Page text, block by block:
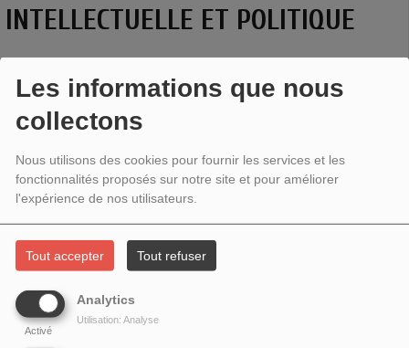
Les informations que nous
collectons
Nous utilisons des cookies pour fournir les services et les
fonctionnalités proposés sur notre site et pour améliorer
l'expérience de nos utilisateurs.
Tout accepter Tout refuser
Analytics
Activé
Utilisation: Analyse
INTELLECTUELLE ET POLITIQUE
MARTIN LUTHER KING, UNE BIOGRAPHIE
INTELLECTUELLE ET POLITIQUE